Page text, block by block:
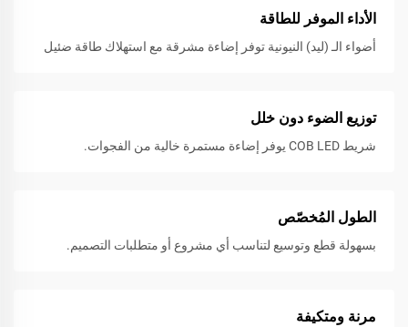
الأداء الموفر للطاقة
أضواء الـ (ليد) النيونية توفر إضاءة مشرقة مع استهلاك طاقة ضئيل
توزيع الضوء دون خلل
شريط COB LED يوفر إضاءة مستمرة خالية من الفجوات.
الطول المُخصّص
بسهولة قطع وتوسيع لتناسب أي مشروع أو متطلبات التصميم.
مرنة ومتكيفة